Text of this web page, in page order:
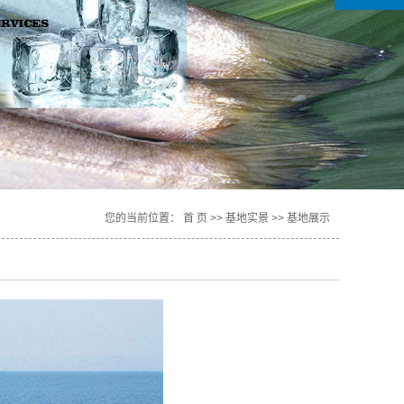
您的当前位置： 首 页 >> 基地实景 >> 基地展示